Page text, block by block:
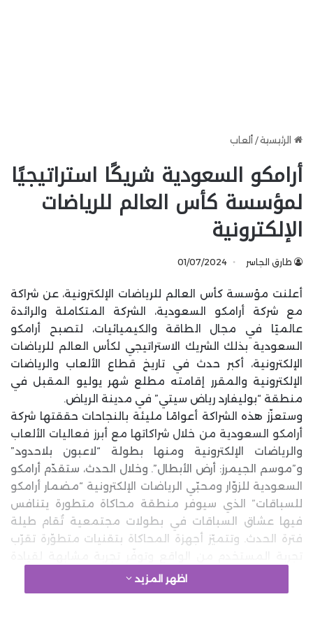
الرئيسية/ ألعاب
أرامكو السعودية شريكًا استراتيجيًا
لمؤسسة كأس العالم للرياضات
الإلكترونية
طارق الجاسر 01/07/2024
أعلنت مؤسسة كأس العالم للرياضات الإلكترونية، عن شراكة
مع شركة أرامكو السعودية، الشركة المتكاملة والرائدة
عالميًا في مجال الطاقة والكيميائيات، لتصبح أرامكو
السعودية بذلك الشريك الاستراتيجي لكأس العالم للرياضات
الإلكترونية، أكبر حدث في تاريخ قطاع الألعاب والرياضات
الإلكترونية والمقرر إقامته مطلع شهر يوليو المقبل في
منطقة “بوليفارد رياض سيتي” في مدينة الرياض.
وستعزّز هذه الشراكة أعوامًا مليئة بالنجاحات حققتها شركة
أرامكو السعودية من خلال شراكاتها مع أبرز فعاليات الألعاب
والرياضات الإلكترونية ومنها بطولة “لاعبون بلاحدود”
و”موسم الجيمرز: أرض الأبطال”. وخلال الحدث، ستقدّم أرامكو
السعودية للزوّار ومحبّي الرياضات الإلكترونية “مضمار أرامكو
للسباقات” الذي سيوفر منطقة محاكاة متطورة يتنافس
فيها عشاق السباقات في بطولات مجتمعية تُقام طيلة
فترة الحدث. وتتميّز أجهزة المحاكاة بتقنيات متطوّرة تقرّب
سيارة فورمولا 1، وهذا ما سيجعلها الوجهة الأبرز لعشاق
سباقات المحاكاة.
اظهر المزيد